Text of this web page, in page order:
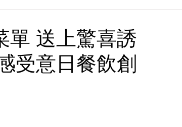
單 送上驚喜誘
受意日餐飲創